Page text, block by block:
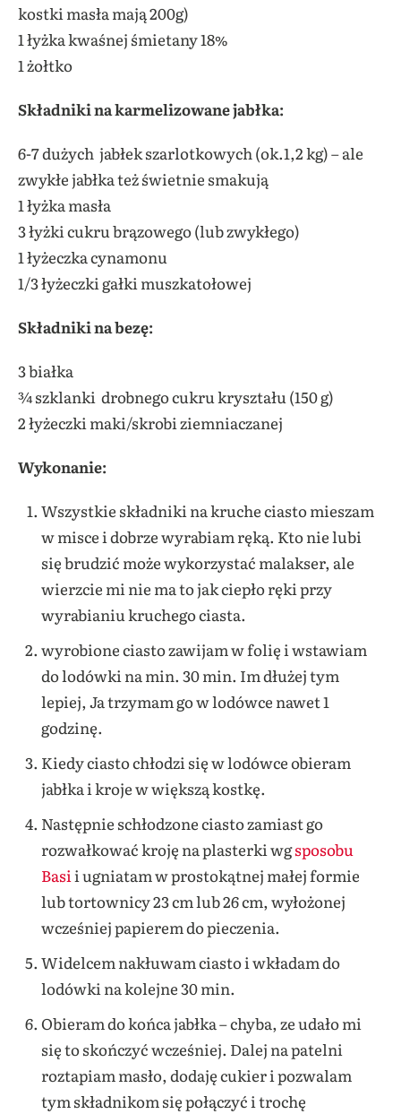
kostki masła mają 200g)
1 łyżka kwaśnej śmietany 18%
1 żołtko
Składniki na karmelizowane jabłka:
6-7 dużych jabłek szarlotkowych (ok.1,2 kg) – ale
zwykłe jabłka też świetnie smakują
1 łyżka masła
3 łyżki cukru brązowego (lub zwykłego)
1 łyżeczka cynamonu
1/3 łyżeczki gałki muszkatołowej
Składniki na bezę:
3 białka
¾ szklanki drobnego cukru kryształu (150 g)
2 łyżeczki maki/skrobi ziemniaczanej
Wykonanie:
Wszystkie składniki na kruche ciasto mieszam
w misce i dobrze wyrabiam ręką. Kto nie lubi
się brudzić może wykorzystać malakser, ale
wierzcie mi nie ma to jak ciepło ręki przy
wyrabianiu kruchego ciasta.
wyrobione ciasto zawijam w folię i wstawiam
do lodówki na min. 30 min. Im dłużej tym
lepiej, Ja trzymam go w lodówce nawet 1
godzinę.
Kiedy ciasto chłodzi się w lodówce obieram
jabłka i kroje w większą kostkę.
Następnie schłodzone ciasto zamiast go
rozwałkować kroję na plasterki wgsposobu
Basi i ugniatam w prostokątnej małej formie
lub tortownicy 23 cm lub 26 cm, wyłożonej
wcześniej papierem do pieczenia.
Widelcem nakłuwam ciasto i wkładam do
lodówki na kolejne 30 min.
Obieram do końca jabłka – chyba, ze udało mi
się to skończyć wcześniej. Dalej na patelni
roztapiam masło, dodaję cukier i pozwalam
tym składnikom się połączyć i trochę